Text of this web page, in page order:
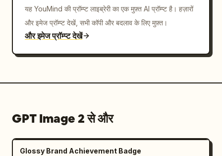
वेरिएंट्स"},"typography":{"families":["Source Han
Sans CN","Source Han Rounded CN"],"weights":
["Bold","Medium","Regular"]},"rendering":"हाई-
व्यू, क्रिस्प वेक्टर लोगो, यथार्थवादी मॉकअप इंसर्ट्स, केवल
नहीं"}
यह YouMind की प्रॉम्प्ट लाइब्रेरी का एक मुफ़्त AI प्रॉम्प्ट है। हज़ारों
और इमेज प्रॉम्प्ट देखें, सभी कॉपी और बदलाव के लिए मुफ़्त।
और इमेज प्रॉम्प्ट देखें
GPT Image 2 से और
Glossy Brand Achievement Badge